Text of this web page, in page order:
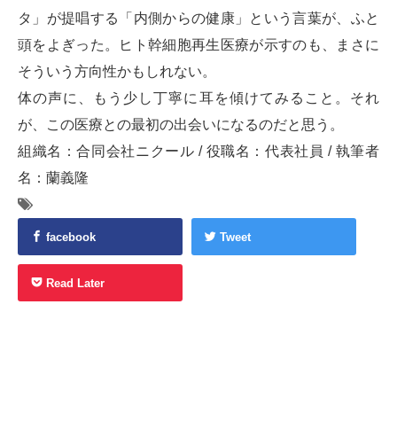
タ」が提唱する「内側からの健康」という言葉が、ふと
頭をよぎった。ヒト幹細胞再生医療が示すのも、まさに
そういう方向性かもしれない。
体の声に、もう少し丁寧に耳を傾けてみること。それ
が、この医療との最初の出会いになるのだと思う。
組織名：合同会社ニクール / 役職名：代表社員 / 執筆者
名：蘭義隆
facebook Tweet
Read Later